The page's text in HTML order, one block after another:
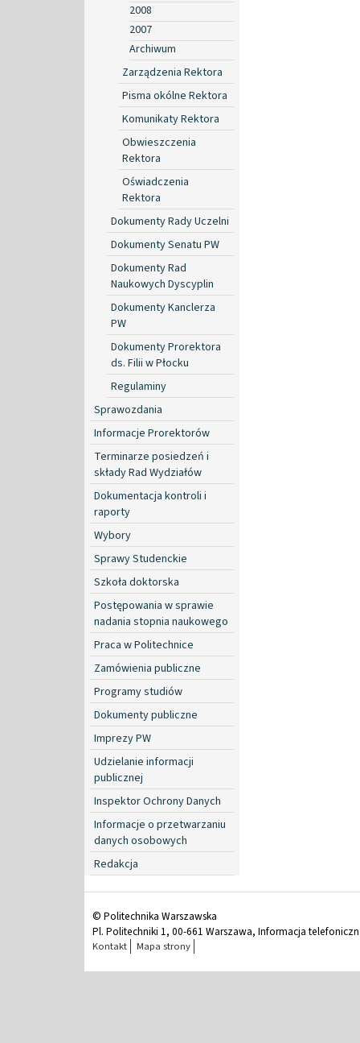
2008
2007
Archiwum
Zarządzenia Rektora
Pisma okólne Rektora
Komunikaty Rektora
Obwieszczenia
Rektora
Oświadczenia
Rektora
Dokumenty Rady Uczelni
Dokumenty Senatu PW
Dokumenty Rad
Naukowych Dyscyplin
Dokumenty Kanclerza
PW
Dokumenty Prorektora
ds. Filii w Płocku
Regulaminy
Sprawozdania
Informacje Prorektorów
Terminarze posiedzeń i
składy Rad Wydziałów
Dokumentacja kontroli i
raporty
Wybory
Sprawy Studenckie
Szkoła doktorska
Postępowania w sprawie
nadania stopnia naukowego
Praca w Politechnice
Zamówienia publiczne
Programy studiów
Dokumenty publiczne
Imprezy PW
Udzielanie informacji
publicznej
Inspektor Ochrony Danych
Informacje o przetwarzaniu
danych osobowych
Redakcja
© Politechnika Warszawska
Pl. Politechniki 1, 00-661 Warszawa, Informacja
Kontakt Mapa strony